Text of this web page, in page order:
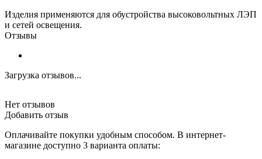
Изделия применяются для обустройства высоковольтных ЛЭП
и сетей освещения.
Отзывы
Загрузка отзывов...
Нет отзывов
Добавить отзыв
Оплачивайте покупки удобным способом. В интернет-
магазине доступно 3 варианта оплаты: